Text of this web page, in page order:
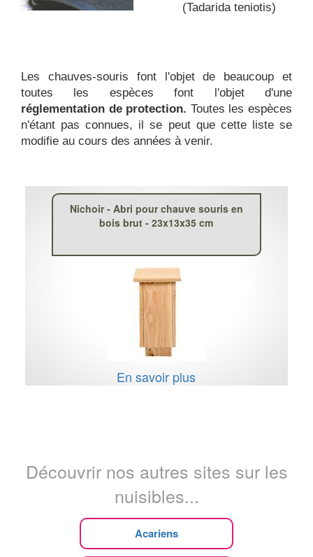
(Tadarida teniotis)
Les chauves-souris font l'objet de beaucoup et
toutes les espèces font l'objet d'une
réglementation de protection. Toutes les espèces
n'étant pas connues, il se peut que cette liste se
modifie au cours des années à venir.
Nichoir - Abri pour chauve souris en
bois brut - 23x13x35 cm
En savoir plus
Découvrir nos autres sites sur les
nuisibles...
Acariens